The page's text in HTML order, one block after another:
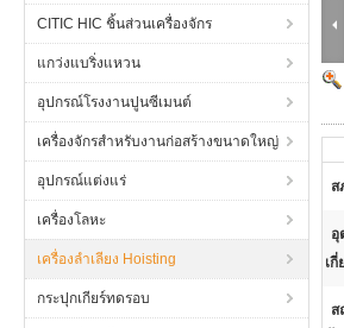
CITIC HIC ชิ้นส่วนเครื่องจักร
แกว่งแบริ่งแหวน
อุปกรณ์โรงงานปูนซีเมนต์
เครื่องจักรสำหรับงานก่อสร้างขนาดใหญ่
อุปกรณ์แต่งแร่
เครื่องโลหะ
เครื่องลำเลียง Hoisting
กระปุกเกียร์ทดรอบ
ส
อุ
เกี่
ส